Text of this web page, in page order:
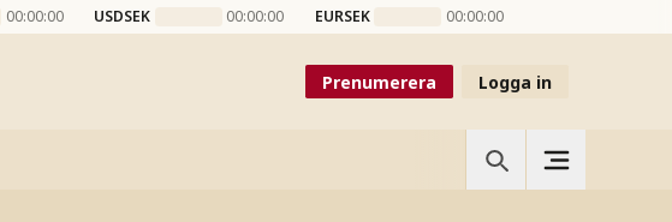
00:00:00 USDSEK 00:00:00 EURSEK 00:00:00
Prenumerera Logga in